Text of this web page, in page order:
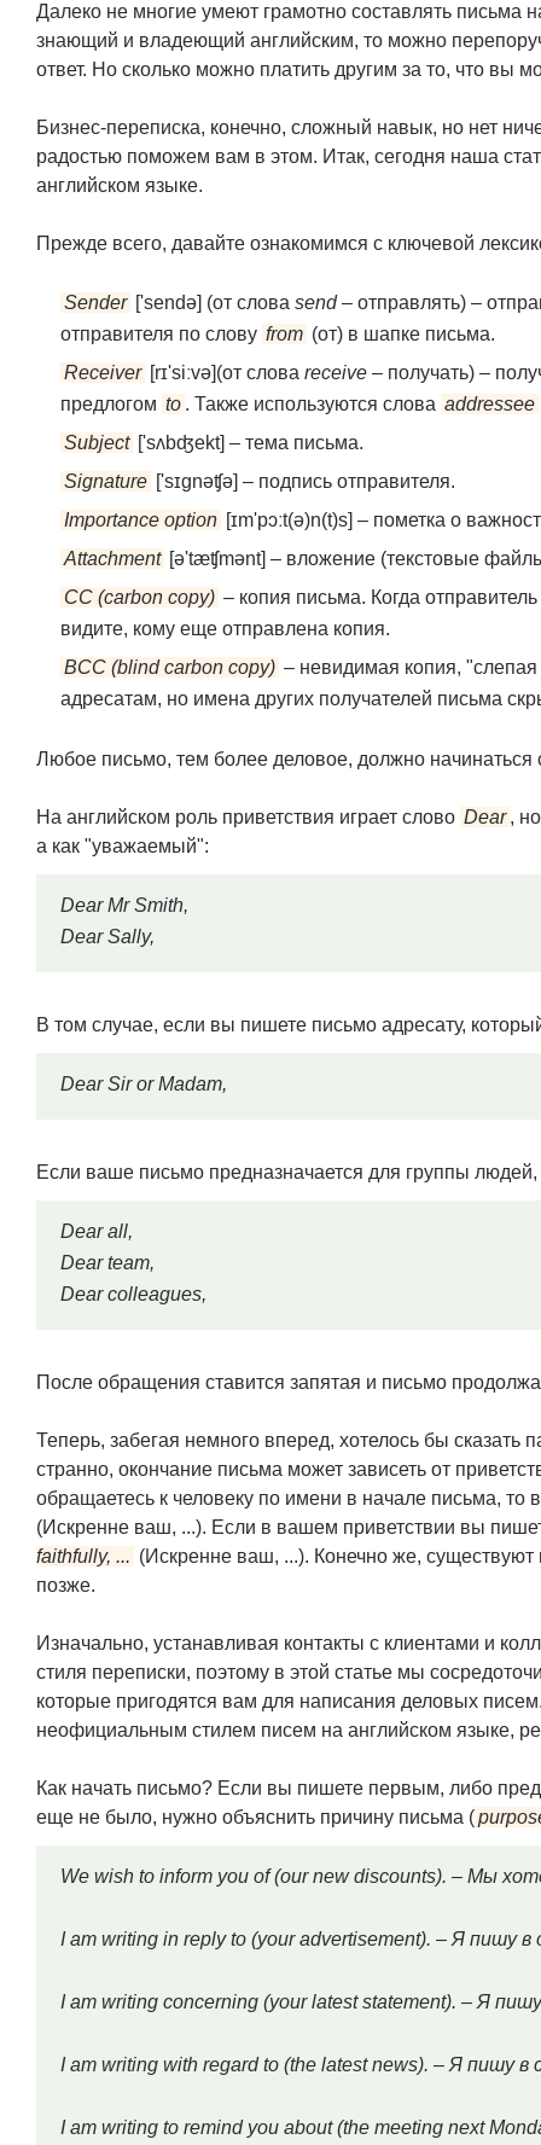
Далеко не многие умеют грамотно составлять письма
знающий и владеющий английским, то можно
ответ. Но сколько можно платить другим за то, что вы
Бизнес-переписка, конечно, сложный навык, но нет
радостью поможем вам в этом. Итак, сегодня наша
английском языке.
Прежде всего, давайте ознакомимся с ключевой
Sender ['sendə] (от слова send– отправлять) –
отправителя по слову from (от) в шапке письма.
Reсeiver [rɪ'siːvə](от слова receive – получать) –
предлогом to . Также используются слова addressee
Subject ['sʌbʤekt] – тема письма.
Signature ['sɪgnəʧə] – подпись отправителя.
Importance option [ɪm'pɔːt(ə)n(t)s] – пометка о
Attachment [ə'tæʧmənt] – вложение (текстовые
СС (carbon copy) – копия письма. Когда
видите, кому еще отправлена копия.
BCC (blind carbon copy) – невидимая копия,
адресатам, но имена других получателей письма
Любое письмо, тем более деловое, должно начинаться
На английском роль приветствия играет слово Dear ,
а как "уважаемый":
Dear Mr Smith,
Dear Sally,
В том случае, если вы пишете письмо адресату,
Dear Sir or Madam,
Если ваше письмо предназначается для группы людей,
Dear all,
Dear team,
Dear colleagues,
После обращения ставится запятая и письмо
Теперь, забегая немного вперед, хотелось бы сказать
странно, окончание письма может зависеть от
обращаетесь к человеку по имени в начале письма,
(Искренне ваш, ...). Если в вашем приветствии вы
faithfully, ... (Искренне ваш, ...). Конечно же,
позже.
Изначально, устанавливая контакты с клиентами и
стиля переписки, поэтому в этой статье мы
которые пригодятся вам для написания деловых
неофициальным стилем писем на английском языке,
Как начать письмо? Если вы пишете первым, либо
еще не было, нужно объяснить причину письма (
We wish to inform you of (our new discounts). – Мы
I am writing in reply to (your advertisement). – Я пишу
I am writing concerning (your latest statement). – Я
I am writing with regard to (the latest news). – Я пишу в
I am writing to remind you about (the meeting next